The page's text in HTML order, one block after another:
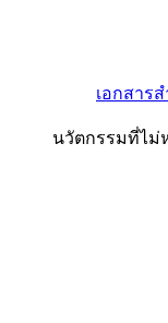
เอกสาร
นวัตกรรมที่ไม่